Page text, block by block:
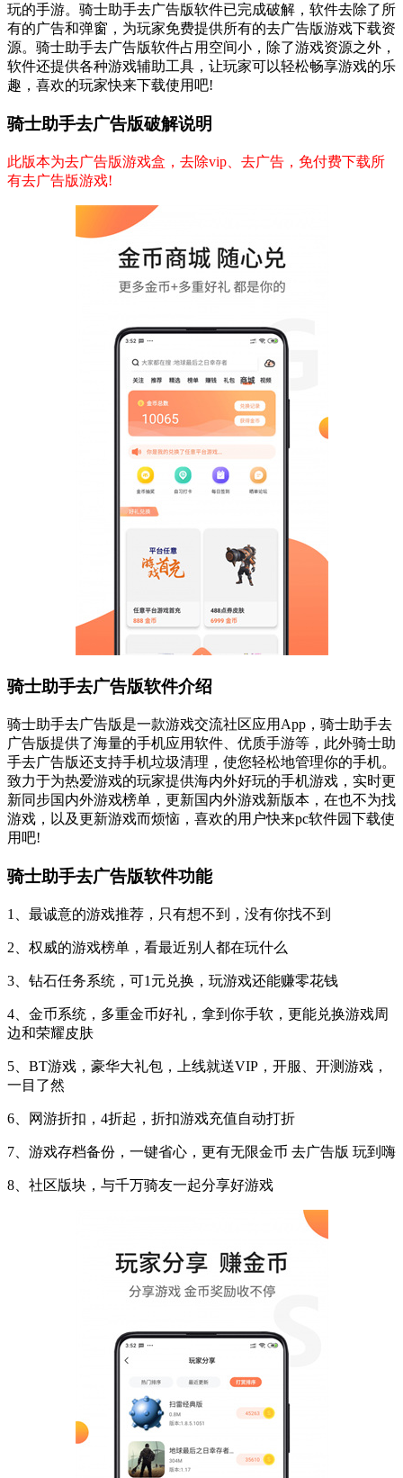
玩的手游。骑士助手去广告版软件已完成破解，软件去除了所
有的广告和弹窗，为玩家免费提供所有的去广告版游戏下载资
源。骑士助手去广告版软件占用空间小，除了游戏资源之外，
软件还提供各种游戏辅助工具，让玩家可以轻松畅享游戏的乐
趣，喜欢的玩家快来下载使用吧!
骑士助手去广告版破解说明
此版本为去广告版游戏盒，去除vip、去广告，免付费下载所
有去广告版游戏!
骑士助手去广告版软件介绍
骑士助手去广告版是一款游戏交流社区应用App，骑士助手去
广告版提供了海量的手机应用软件、优质手游等，此外骑士助
手去广告版还支持手机垃圾清理，使您轻松地管理你的手机。
致力于为热爱游戏的玩家提供海内外好玩的手机游戏，实时更
新同步国内外游戏榜单，更新国内外游戏新版本，在也不为找
游戏，以及更新游戏而烦恼，喜欢的用户快来pc软件园下载使
用吧!
骑士助手去广告版软件功能
1、最诚意的游戏推荐，只有想不到，没有你找不到
2、权威的游戏榜单，看最近别人都在玩什么
3、钻石任务系统，可1元兑换，玩游戏还能赚零花钱
4、金币系统，多重金币好礼，拿到你手软，更能兑换游戏周
边和荣耀皮肤
5、BT游戏，豪华大礼包，上线就送VIP，开服、开测游戏，
一目了然
6、网游折扣，4折起，折扣游戏充值自动打折
7、游戏存档备份，一键省心，更有无限金币 去广告版 玩到嗨
8、社区版块，与千万骑友一起分享好游戏